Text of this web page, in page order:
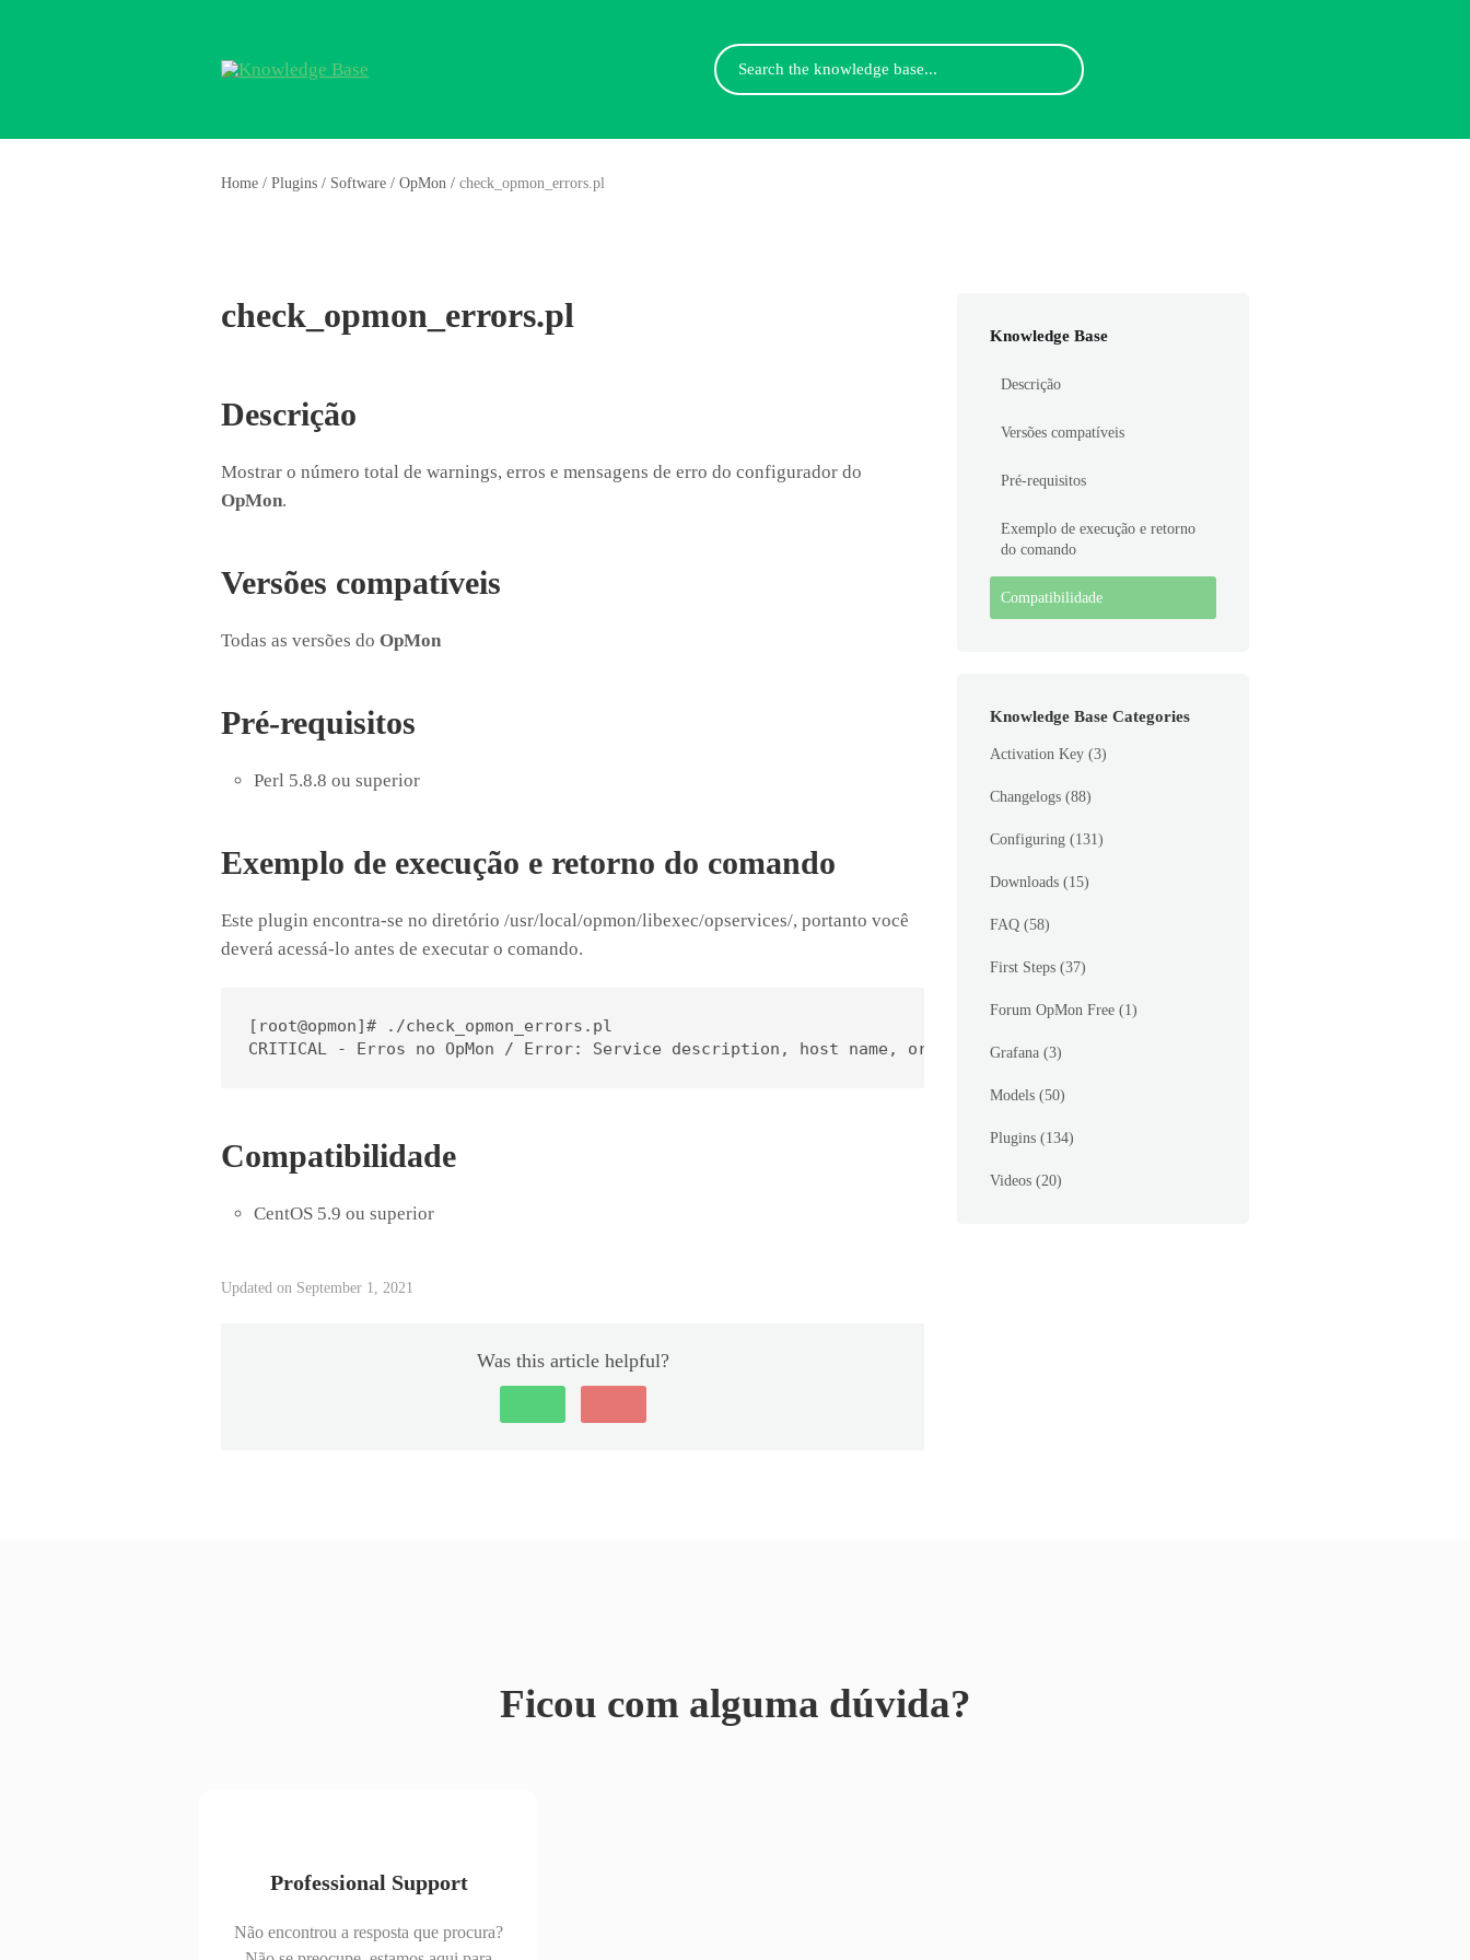
Search
For
Home / Plugins / Software / OpMon / check_opmon_errors.pl
check_opmon_errors.pl
Descrição
Mostrar o número total de warnings, erros e mensagens de erro do configurador do
OpMon.
Versões compatíveis
Todas as versões do OpMon
Pré-requisitos
Perl 5.8.8 ou superior
Exemplo de execução e retorno do comando
Este plugin encontra-se no diretório /usr/local/opmon/libexec/opservices/, portanto você
deverá acessá-lo antes de executar o comando.
[root@opmon]# ./check_opmon_errors.pl
CRITICAL - Erros no OpMon / Error: Service description, host name, or check command is NULL / / Error: Could not
Compatibilidade
CentOS 5.9 ou superior
Updated on September 1, 2021
Was this article helpful?
Knowledge Base
Descrição
Versões compatíveis
Pré-requisitos
Exemplo de execução e retorno
do comando
Compatibilidade
Knowledge Base Categories
Activation Key (3)
Changelogs (88)
Configuring (131)
Downloads (15)
FAQ (58)
First Steps (37)
Forum OpMon Free (1)
Grafana (3)
Models (50)
Plugins (134)
Videos (20)
Ficou com alguma dúvida?
Professional Support
Não encontrou a resposta que procura?